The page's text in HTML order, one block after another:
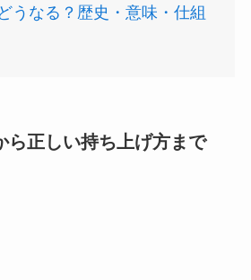
うなる？歴史・意味・仕組
ら正しい持ち上げ方まで